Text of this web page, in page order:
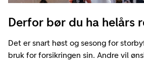
Derfor bør du ha helårs
Det er snart høst og sesong for
bruk for forsikringen sin. Andre vil